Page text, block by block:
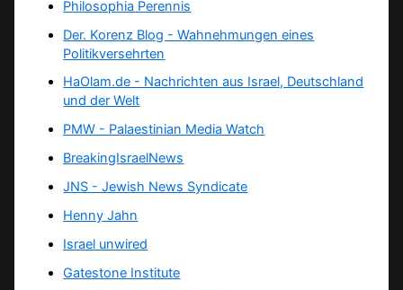
Philosophia Perennis
Der. Korenz Blog - Wahnehmungen eines
Politikversehrten
HaOlam.de - Nachrichten aus Israel, Deutschland
und der Welt
PMW - Palaestinian Media Watch
BreakingIsraelNews
JNS - Jewish News Syndicate
Henny Jahn
Israel unwired
Gatestone Institute